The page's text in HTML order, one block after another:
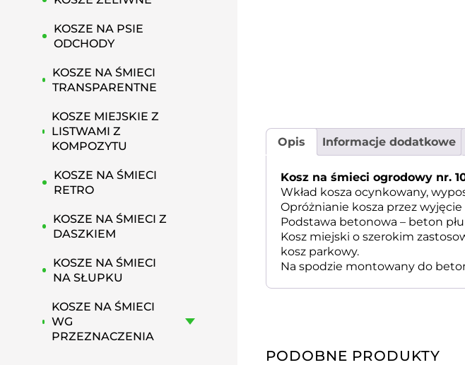
Opis Informacje dodatkowe
Kosz na śmieci ogrodowy nr.
Wkład kosza ocynkowany,
Opróżnianie kosza przez
Podstawa betonowa – beton
Kosz miejski o szerokim
kosz parkowy.
Na spodzie montowany do
PODOBNE PRODUKTY
KOSZE NA PSIE
ODCHODY
KOSZE NA ŚMIECI
TRANSPARENTNE
KOSZE MIEJSKIE Z
LISTWAMI Z
KOMPOZYTU
KOSZE NA ŚMIECI
RETRO
KOSZE NA ŚMIECI Z
DASZKIEM
KOSZE NA ŚMIECI
NA SŁUPKU
KOSZE NA ŚMIECI
WG
PRZEZNACZENIA